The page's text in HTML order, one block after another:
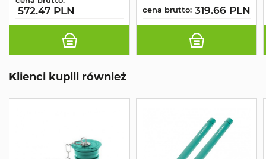
572.47 PLN cena brutto: 319.66 PLN
Klienci kupili również